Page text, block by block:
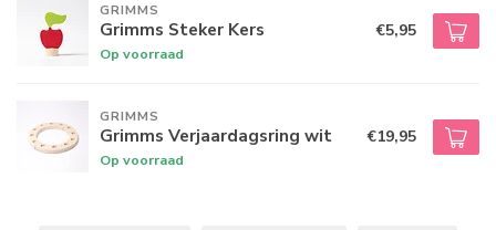
GRIMMS
Grimms Steker Kers
Op voorraad
€5,95
GRIMMS
Grimms Verjaardagsring wit
Op voorraad
€19,95